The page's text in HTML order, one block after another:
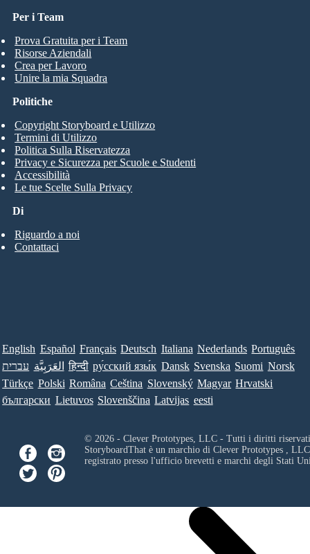
Per i Team
Prova Gratuita per i Team
Risorse Aziendali
Crea per Lavoro
Unire la mia Squadra
Di
Riguardo a noi
Contattaci
Politiche
Copyright Storyboard e Utilizzo
Termini di Utilizzo
Politica Sulla Riservatezza
Privacy e Sicurezza per Scuole e Studenti
Accessibilità
Le tue Scelte Sulla Privacy
English Español Français Deutsch Italiana Nederlands Português
עברית العَرَبِيَّة हिन्दी ру́сский язы́к Dansk Svenska Suomi Norsk
Türkçe Polski Româna Ceština Slovenský Magyar Hrvatski
български Lietuvos Slovenščina Latvijas eesti
© 2026 - Clever Prototypes, LLC - Tutti i diritti
StoryboardThat è un marchio di Clever Prototypes , LLC
registrato presso l'ufficio brevetti e marchi degli Stati